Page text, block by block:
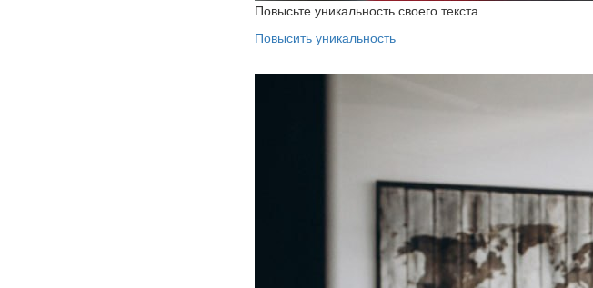
Повысьте уникальность своего текста
Повысить уникальность